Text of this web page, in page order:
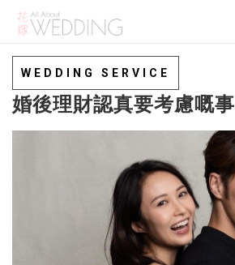
WEDDING SERVICE
婚後理財認真要考慮嘅事